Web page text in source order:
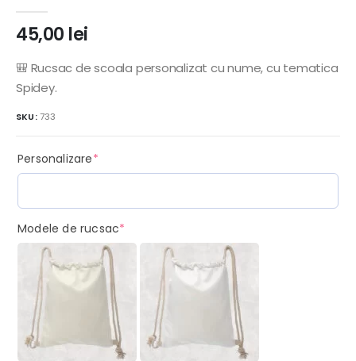
45,00 lei
🎒 Rucsac de scoala personalizat cu nume, cu tematica
Spidey.
SKU:733
Personalizare*(required)
Modele de rucsac*